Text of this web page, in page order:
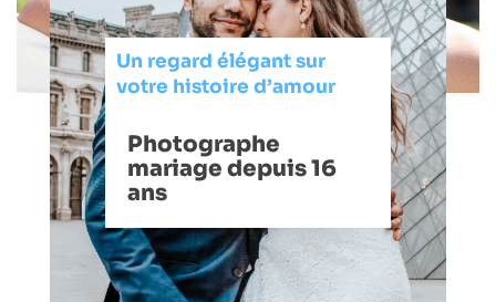
Un regard élégant sur
votre histoire d’amour
Photographe
mariage depuis 16
ans